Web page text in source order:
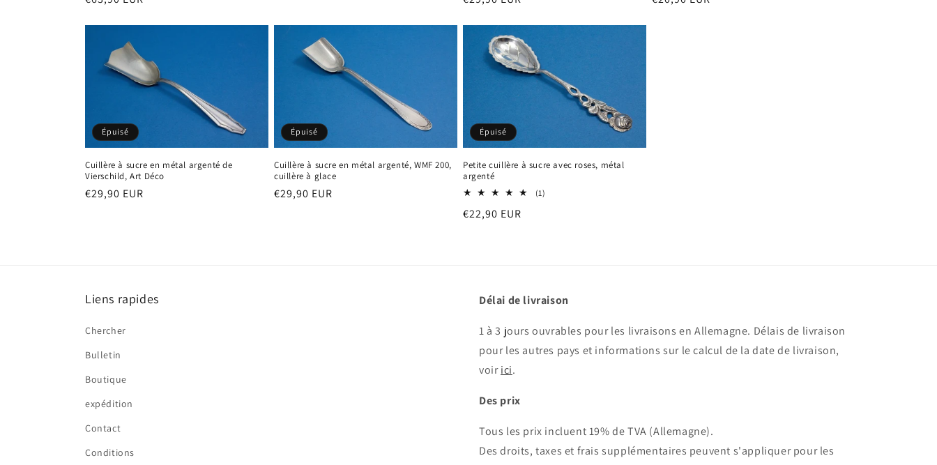
Épuisé
Cuillère à sucre en métal argenté de
Vierschild, Art Déco
Prix
€29,90 EUR
Épuisé
Cuillère à sucre en métal argenté, WMF 200,
cuillère à glace
Prix
€29,90 EUR
Épuisé
Petite cuillère à sucre avec roses, métal
argenté
(1)
Prix
€22,90 EUR
Liens rapides
Chercher
Bulletin
Boutique
expédition
Contact
Conditions
Délai de livraison
1 à 3 jours ouvrables pour les livraisons en Allemagne. Délais de livraison
pour les autres pays et informations sur le calcul de la date de livraison,
voirici.
Des prix
Tous les prix incluent 19% de TVA (Allemagne).
Des droits, taxes et frais supplémentaires peuvent s'appliquer pour les